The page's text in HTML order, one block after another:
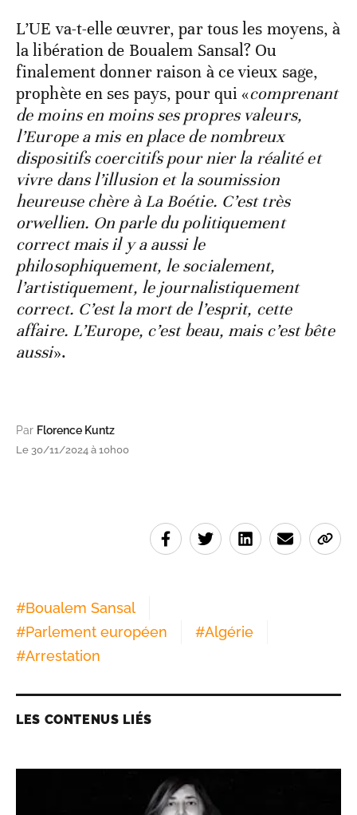
L’UE va-t-elle œuvrer, par tous les moyens, à
la libération de Boualem Sansal? Ou
finalement donner raison à ce vieux sage,
prophète en ses pays, pour qui «comprenant
de moins en moins ses propres valeurs,
l’Europe a mis en place de nombreux
dispositifs coercitifs pour nier la réalité et
vivre dans l’illusion et la soumission
heureuse chère à La Boétie. C’est très
orwellien. On parle du politiquement
correct mais il y a aussi le
philosophiquement, le socialement,
l’artistiquement, le journalistiquement
correct. C’est la mort de l’esprit, cette
affaire. L’Europe, c’est beau, mais c’est bête
aussi».
Par Florence Kuntz
Le 30/11/2024 à 10h00
#Boualem Sansal
#Parlement européen #Algérie
#Arrestation
LES CONTENUS LIÉS